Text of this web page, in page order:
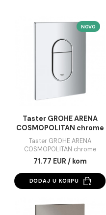
31.65 EUR / kom
Taster GROHE ARENA